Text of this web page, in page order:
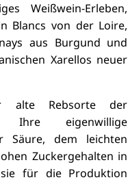
Weißwein-Erleben,
Blancs von der Loire,
aus Burgund und
Xarellos neuer
Rebsorte der
Ihre eigenwillige
Säure, dem leichten
Zuckergehalten in
für die Produktion